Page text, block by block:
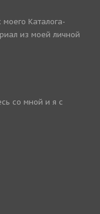
Каталога-
из моей личной
со мной и я с